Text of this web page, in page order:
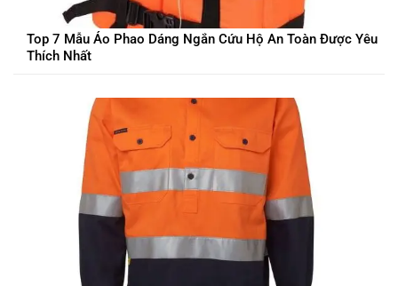
Top 7 Mẫu Áo Phao Dáng Ngắn Cứu Hộ An Toàn Được Yêu
Thích Nhất